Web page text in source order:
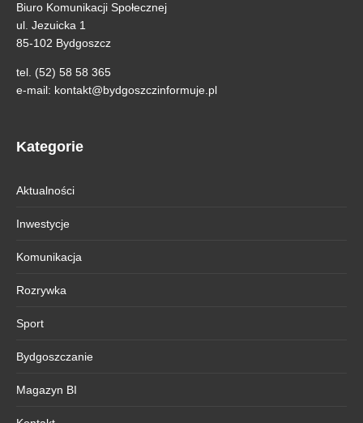
Biuro Komunikacji Społecznej
ul. Jezuicka 1
85-102 Bydgoszcz
tel. (52) 58 58 365
e-mail: kontakt@bydgoszczinformuje.pl
Kategorie
Aktualności
Inwestycje
Komunikacja
Rozrywka
Sport
Bydgoszczanie
Magazyn BI